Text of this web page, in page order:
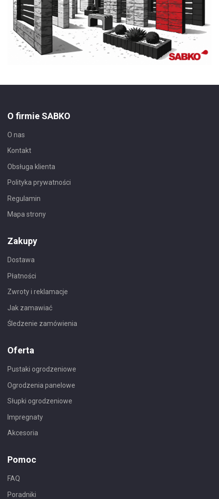
O firmie SABKO
O nas
Kontakt
Obsługa klienta
Polityka prywatności
Regulamin
Mapa strony
Zakupy
Dostawa
Płatności
Zwroty i reklamacje
Jak zamawiać
Śledzenie zamówienia
Oferta
Pustaki ogrodzeniowe
Ogrodzenia panelowe
Słupki ogrodzeniowe
Impregnaty
Akcesoria
Pomoc
FAQ
Poradniki